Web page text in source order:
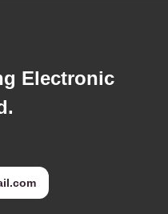
Electronic